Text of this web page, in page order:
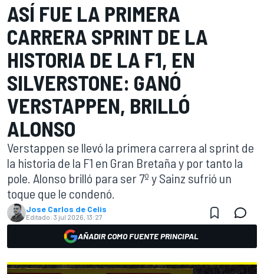
ASÍ FUE LA PRIMERA
CARRERA SPRINT DE LA
HISTORIA DE LA F1, EN
SILVERSTONE: GANÓ
VERSTAPPEN, BRILLÓ
ALONSO
Verstappen se llevó la primera carrera al sprint de
la historia de la F1 en Gran Bretaña y por tanto la
pole. Alonso brilló para ser 7º y Sainz sufrió un
toque que le condenó.
Jose Carlos de Celis
Editado: 3 jul 2026, 13:27
AÑADIR COMO FUENTE PRINCIPAL